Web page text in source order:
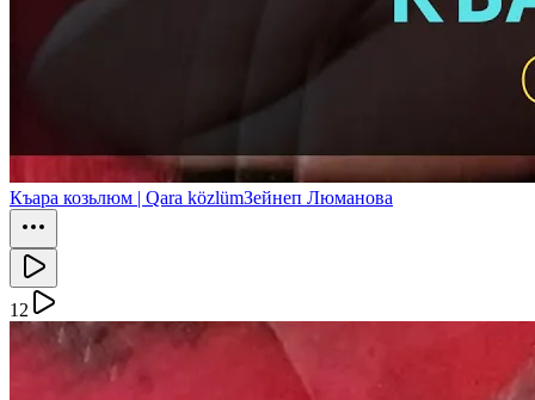
Къара козьлюм | Qara közlümЗейнеп Люманова
12